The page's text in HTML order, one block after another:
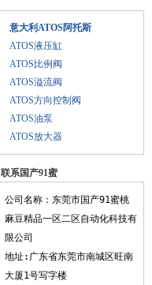
意大利ATOS阿托斯
ATOS液压缸
ATOS比例阀
ATOS溢流阀
ATOS方向控制阀
ATOS油泵
ATOS放大器
联系国产91蜜
桃麻豆精品一
区二区
公司名称：东莞市国产91蜜桃
麻豆精品一区二区自动化科技有
限公司
地址:广东省东莞市南城区旺南
大厦1号写字楼